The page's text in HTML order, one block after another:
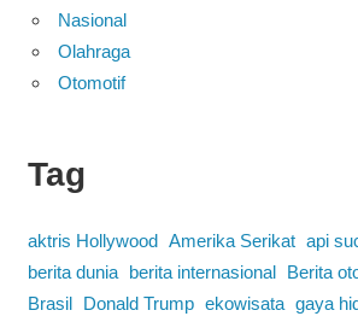
Nasional
Olahraga
Otomotif
Tag
aktris Hollywood Amerika Serikat api
berita dunia
berita internasional Berita
Brasil
Donald Trump ekowisata gaya